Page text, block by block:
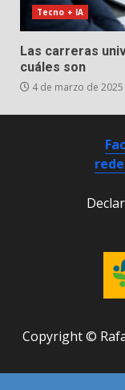
Tecno + IA
Las carreras
cuáles son
4 de marzo de 2025
Copyright ©